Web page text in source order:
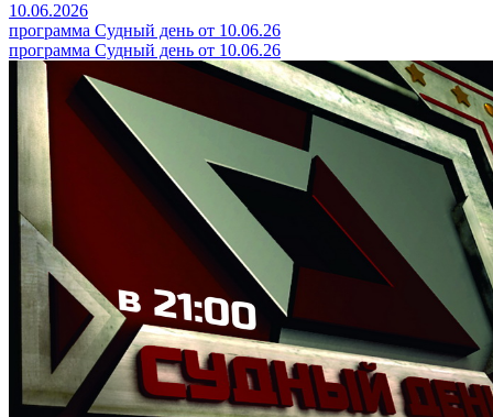
10.06.2026
программа Судный день от 10.06.26
программа Судный день от 10.06.26